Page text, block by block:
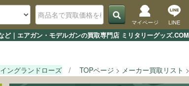
｜エアガン・モデルガンの買取専門店 ミリタリーグッズ.COM
マイページ LINE
ングランドローズ TOPページ メーカー買取リスト